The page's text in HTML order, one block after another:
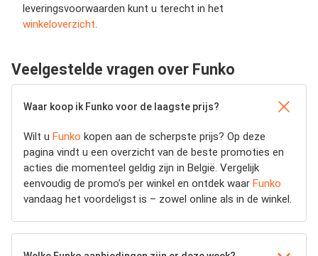
leveringsvoorwaarden kunt u terecht in het
winkeloverzicht
Veelgestelde vragen over Funko
Waar koop ik Funko voor de laagste prijs?
Wilt u Funko kopen aan de scherpste prijs? Op deze
pagina vindt u een overzicht van de beste promoties en
acties die momenteel geldig zijn in België. Vergelijk
eenvoudig de promo’s per winkel en ontdek waar Funko
vandaag het voordeligst is – zowel online als in de winkel.